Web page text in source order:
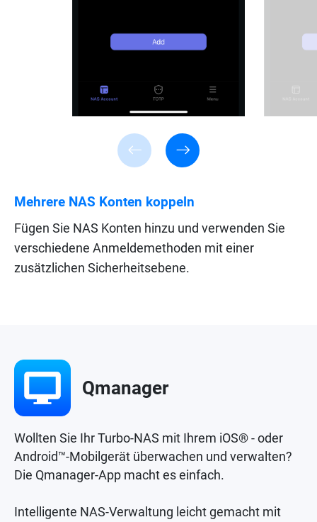
Mehrere NAS Konten koppeln
Fügen Sie NAS Konten hinzu und verwenden Sie
verschiedene Anmeldemethoden mit einer
zusätzlichen Sicherheitsebene.
Qmanager
Wollten Sie Ihr Turbo-NAS mit Ihrem iOS® - oder
Android™-Mobilgerät überwachen und verwalten?
Die Qmanager-App macht es einfach.
Intelligente NAS-Verwaltung leicht gemacht mit